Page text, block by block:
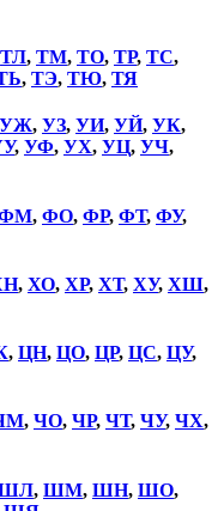
ТЛ, ТМ, ТО, ТР, ТС,
, ТЭ, ТЮ, ТЯ
УЖ, УЗ, УИ, УЙ, УК,
, УФ, УХ, УЦ, УЧ,
, ФО, ФР, ФТ, ФУ,
, ХО, ХР, ХТ, ХУ, ХШ,
, ЦН, ЦО, ЦР, ЦС, ЦУ,
, ЧО, ЧР, ЧТ, ЧУ, ЧХ,
, ШМ, ШН, ШО,